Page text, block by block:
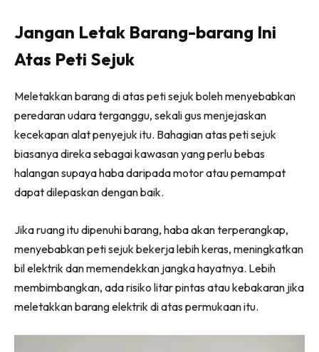
Landed
Video
Buat Sendiri
Ilham Impiana
Ilham Impiana 360
Ilham Impiana Inspirasi Selebriti
Impiana TV
Casa Impiana
Lahar Dekor
Sembang Dekor
Jangan Letak Barang-barang Ini
Atas Peti Sejuk
Meletakkan barang di atas peti sejuk boleh menyebabkan
peredaran udara terganggu, sekali gus menjejaskan
kecekapan alat penyejuk itu. Bahagian atas peti sejuk
biasanya direka sebagai kawasan yang perlu bebas
halangan supaya haba daripada motor atau pemampat
dapat dilepaskan dengan baik.
Jika ruang itu dipenuhi barang, haba akan terperangkap,
menyebabkan peti sejuk bekerja lebih keras, meningkatkan
bil elektrik dan memendekkan jangka hayatnya. Lebih
membimbangkan, ada risiko litar pintas atau kebakaran jika
meletakkan barang elektrik di atas permukaan itu.